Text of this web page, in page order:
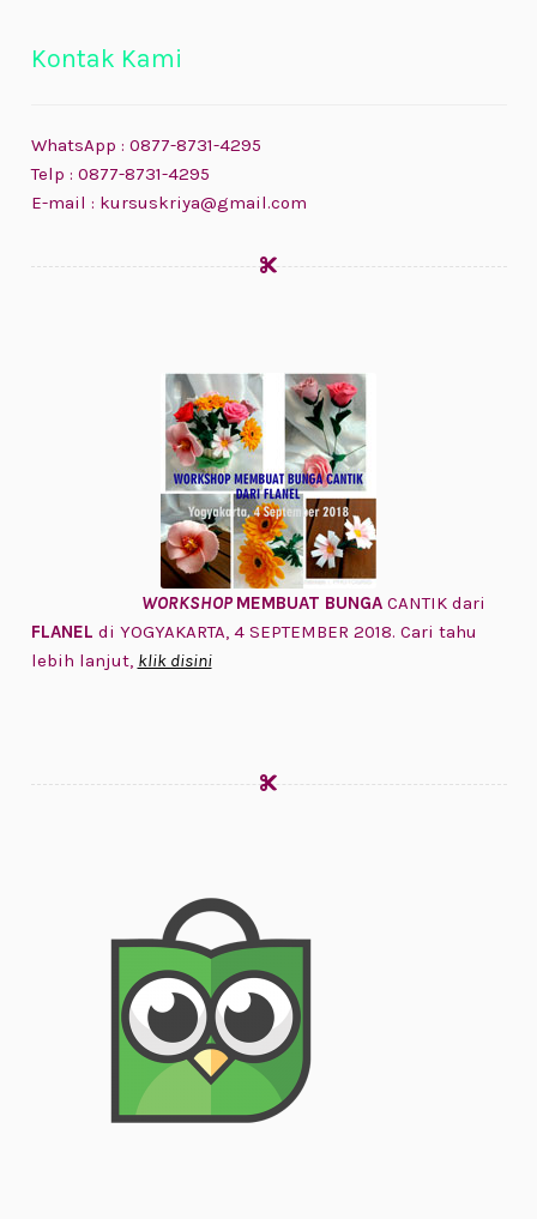
Kontak Kami
WhatsApp : 0877-8731-4295
Telp : 0877-8731-4295
E-mail : kursuskriya@gmail.com
WORKSHOP MEMBUAT BUNGACANTIK dari
FLANEL di YOGYAKARTA, 4 SEPTEMBER 2018. Cari tahu
lebih lanjut, klik disini